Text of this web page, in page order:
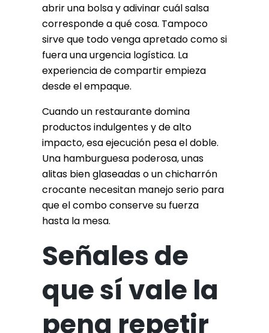
abrir una bolsa y adivinar cuál salsa
corresponde a qué cosa. Tampoco
sirve que todo venga apretado como si
fuera una urgencia logística. La
experiencia de compartir empieza
desde el empaque.
Cuando un restaurante domina
productos indulgentes y de alto
impacto, esa ejecución pesa el doble.
Una hamburguesa poderosa, unas
alitas bien glaseadas o un chicharrón
crocante necesitan manejo serio para
que el combo conserve su fuerza
hasta la mesa.
Señales de
que sí vale la
pena repetir